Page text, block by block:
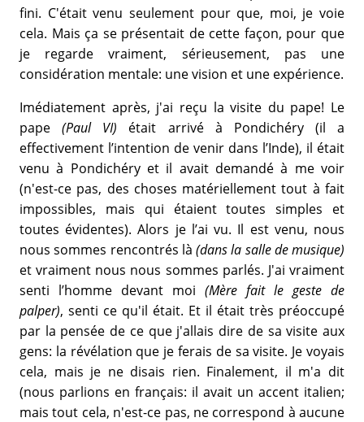
fini. C'était venu seulement pour que, moi, je voie
cela. Mais ça se présentait de cette façon, pour que
je regarde vraiment, sérieusement, pas une
considération mentale: une vision et une expérience.
Imédiatement après, j'ai reçu la visite du pape! Le
pape(Paul VI) était arrivé à Pondichéry (il a
effectivement l’intention de venir dans l’Inde), il était
venu à Pondichéry et il avait demandé à me voir
(n'est-ce pas, des choses matériellement tout à fait
impossibles, mais qui étaient toutes simples et
toutes évidentes). Alors je l’ai vu. Il est venu, nous
nous sommes rencontrés là (dans la salle de musique)
et vraiment nous nous sommes parlés. J'ai vraiment
senti l’homme devant moi (Mère fait le geste de
palper), senti ce qu'il était. Et il était très préoccupé
par la pensée de ce que j'allais dire de sa visite aux
gens: la révélation que je ferais de sa visite. Je voyais
cela, mais je ne disais rien. Finalement, il m'a dit
(nous parlions en français: il avait un accent italien;
mais tout cela, n'est-ce pas, ne correspond à aucune